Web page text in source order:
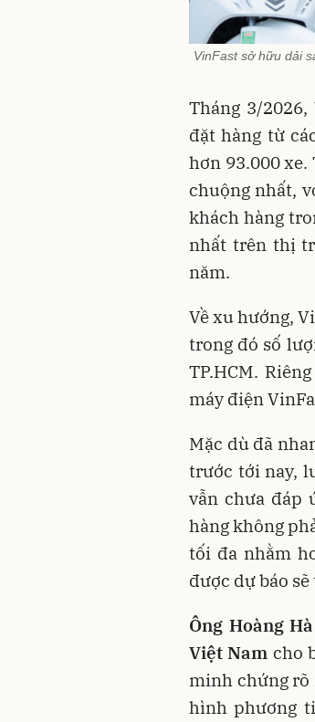
VinFast sở hữu dải
Tháng 3/
đặt hàng từ
hơn 93.000 xe.
chuộng nhất,
khách hàng
nhất trên thị
năm.
Về xu hướng,
trong đó số
TP.HCM.
máy điện
Mặc dù đã
trước tới nay,
vẫn chưa đáp
hàng không
tối đa nhằm
được dự báo
Ông Hoàng
Việt Nam cho
minh chứng rõ
hình phương